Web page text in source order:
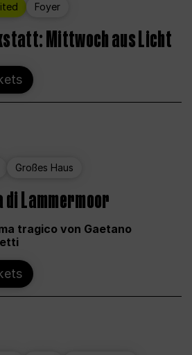
Foyer
Mittwoch aus Licht
Großes Haus
di Lammermoor
tragico von Gaetano